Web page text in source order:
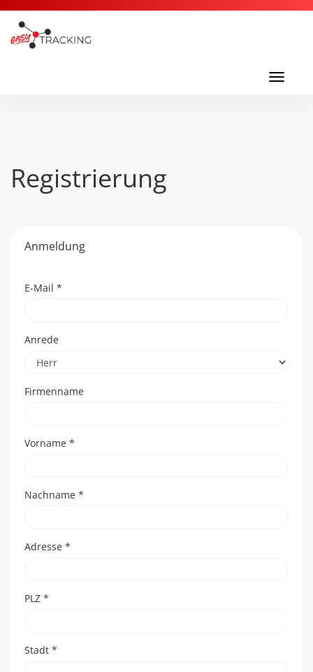
Toggle
Registrierung
Anmeldung
E-Mail *
Anrede
Firmenname
Vorname *
Nachname *
Adresse *
PLZ *
Stadt *